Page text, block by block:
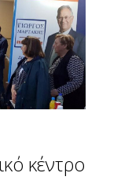
κέντρο